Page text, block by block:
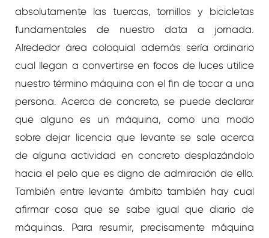
absolutamente las tuercas, tornillos y bicicletas
fundamentales de nuestro data a jornada.
Alrededor área coloquial además serí­a ordinario
cual llegan a convertirse en focos de luces utilice
nuestro término máquina con el fin de tocar a una
persona. Acerca de concreto, se puede declarar
que alguno es un máquina, como una modo
sobre dejar licencia que levante se sale acerca
de alguna actividad en concreto desplazándolo
hacia el pelo que es digno de admiración de ello.
También entre levante ámbito también hay cual
afirmar cosa que se sabe igual que diario de
máquinas. Para resumir, precisamente máquina